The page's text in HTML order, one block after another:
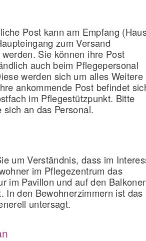
Post kann am Empfang
zum Versand
Sie können ihre Post
auch beim Pflegepersonal
werden sich um alles Weitere
ankommende Post befindet
im Pflegestützpunkt. Bitte
sich an das Personal.
um Verständnis, dass im
im Pflegezentrum das
im Pavillon und auf den
In den Bewohnerzimmern ist das
untersagt.